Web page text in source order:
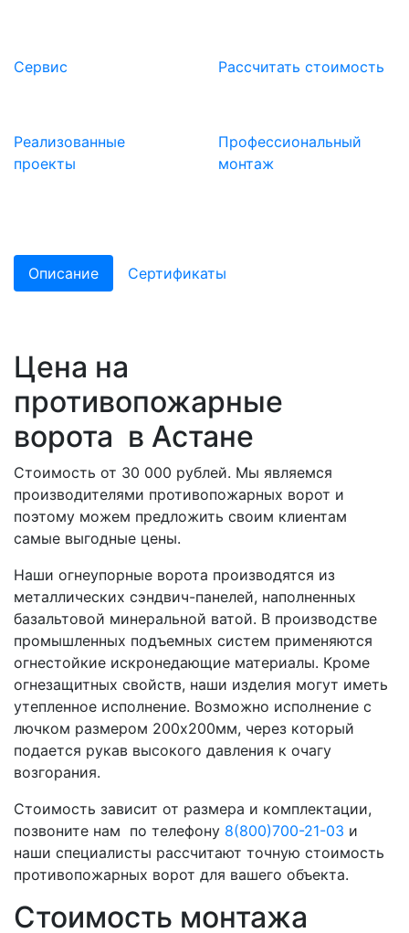
Сервис Расcчитать стоимость
Реализованные
проекты
Профессиональный
монтаж
Описание Сертификаты
Цена на
противопожарные
ворота в Астане
Стоимость от 30 000 рублей. Мы являемся
производителями противопожарных ворот и
поэтому можем предложить своим клиентам
самые выгодные цены.
Наши огнеупорные ворота производятся из
металлических сэндвич-панелей, наполненных
базальтовой минеральной ватой. В производстве
промышленных подъемных систем применяются
огнестойкие искронедающие материалы. Кроме
огнезащитных свойств, наши изделия могут иметь
утепленное исполнение. Возможно исполнение с
лючком размером 200х200мм, через который
подается рукав высокого давления к очагу
возгорания.
Стоимость зависит от размера и комплектации,
позвоните нам по телефону 8(800)700-21-03 и
наши специалисты рассчитают точную стоимость
противопожарных ворот для вашего объекта.
Стоимость монтажа